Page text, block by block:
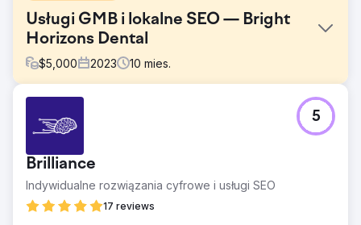
Usługi GMB i lokalne SEO — Bright
Horizons Dental
$5,000 2023 10 mies.
Klient żąda kierowania firmy na słowa kluczowe oparte na
lokalizacji, wymaga optymalizacji strony internetowej
zawierającej metatagi i tagi nagłówków itp., zwiększa
organiczny ruch w witrynie, aby wygenerować większą
liczbę organicznych potencjalnych klientów w celu
zwiększenia wartości marki .
Brilliance
Indywidualne rozwiązania cyfrowe i usługi SEO
17 reviews
5